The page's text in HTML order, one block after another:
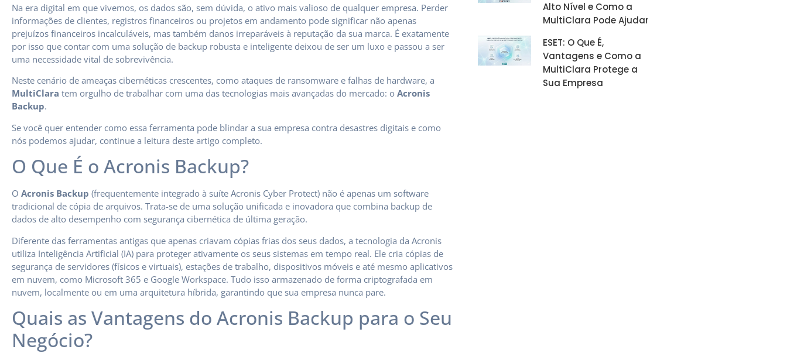
Na era digital em que vivemos, os dados são, sem dúvida, o ativo mais valioso de qualquer empresa. Perder
informações de clientes, registros financeiros ou projetos em andamento pode significar não apenas
prejuízos financeiros incalculáveis, mas também danos irreparáveis à reputação da sua marca. É exatamente
por isso que contar com uma solução de backup robusta e inteligente deixou de ser um luxo e passou a ser
uma necessidade vital de sobrevivência.
Neste cenário de ameaças cibernéticas crescentes, como ataques de ransomware e falhas de hardware, a
MultiClara tem orgulho de trabalhar com uma das tecnologias mais avançadas do mercado: o Acronis
Backup.
Se você quer entender como essa ferramenta pode blindar a sua empresa contra desastres digitais e como
nós podemos ajudar, continue a leitura deste artigo completo.
O Que É o Acronis Backup?
O Acronis Backup (frequentemente integrado à suíte Acronis Cyber Protect) não é apenas um software
tradicional de cópia de arquivos. Trata-se de uma solução unificada e inovadora que combina backup de
dados de alto desempenho com segurança cibernética de última geração.
Diferente das ferramentas antigas que apenas criavam cópias frias dos seus dados, a tecnologia da Acronis
utiliza Inteligência Artificial (IA) para proteger ativamente os seus sistemas em tempo real. Ele cria cópias de
segurança de servidores (físicos e virtuais), estações de trabalho, dispositivos móveis e até mesmo aplicativos
em nuvem, como Microsoft 365 e Google Workspace. Tudo isso armazenado de forma criptografada em
nuvem, localmente ou em uma arquitetura híbrida, garantindo que sua empresa nunca pare.
Quais as Vantagens do Acronis Backup para o Seu
Negócio?
Alto Nível e Como a
MultiClara Pode Ajudar
ESET: O Que É,
Vantagens e Como a
MultiClara Protege a
Sua Empresa